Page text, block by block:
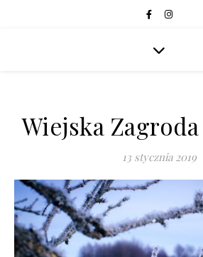
Wiejska
13 stycznia 2019